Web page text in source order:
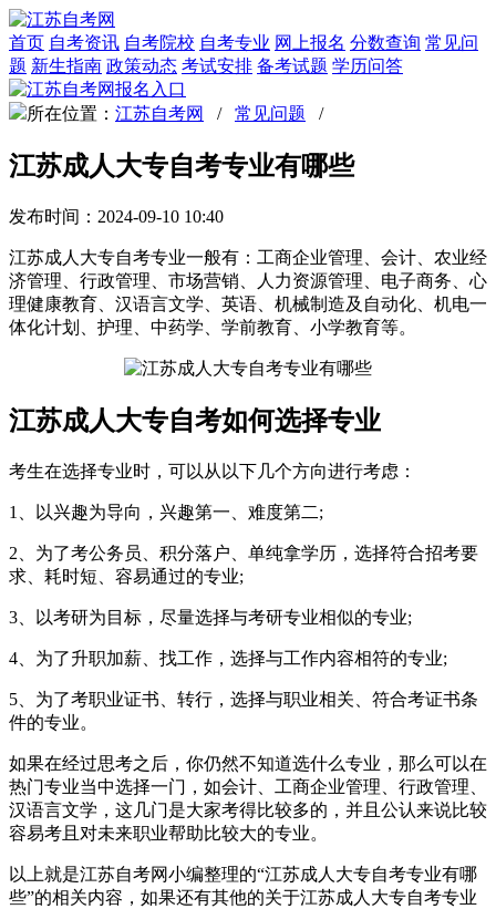
首页 自考资讯 自考院校 自考专业 网上报名 分数查询 常见问
题 新生指南 政策动态 考试安排 备考试题 学历问答
所在位置： 江苏自考网 / 常见问题 /
江苏成人大专自考专业有哪些
发布时间：2024-09-10 10:40
江苏成人大专自考专业一般有：工商企业管理、会计、农业经
济管理、行政管理、市场营销、人力资源管理、电子商务、心
理健康教育、汉语言文学、英语、机械制造及自动化、机电一
体化计划、护理、中药学、学前教育、小学教育等。
江苏成人大专自考如何选择专业
考生在选择专业时，可以从以下几个方向进行考虑：
1、以兴趣为导向，兴趣第一、难度第二;
2、为了考公务员、积分落户、单纯拿学历，选择符合招考要
求、耗时短、容易通过的专业;
3、以考研为目标，尽量选择与考研专业相似的专业;
4、为了升职加薪、找工作，选择与工作内容相符的专业;
5、为了考职业证书、转行，选择与职业相关、符合考证书条
件的专业。
如果在经过思考之后，你仍然不知道选什么专业，那么可以在
热门专业当中选择一门，如会计、工商企业管理、行政管理、
汉语言文学，这几门是大家考得比较多的，并且公认来说比较
容易考且对未来职业帮助比较大的专业。
以上就是江苏自考网小编整理的“江苏成人大专自考专业有哪
些”的相关内容，如果还有其他的关于江苏成人大专自考专业